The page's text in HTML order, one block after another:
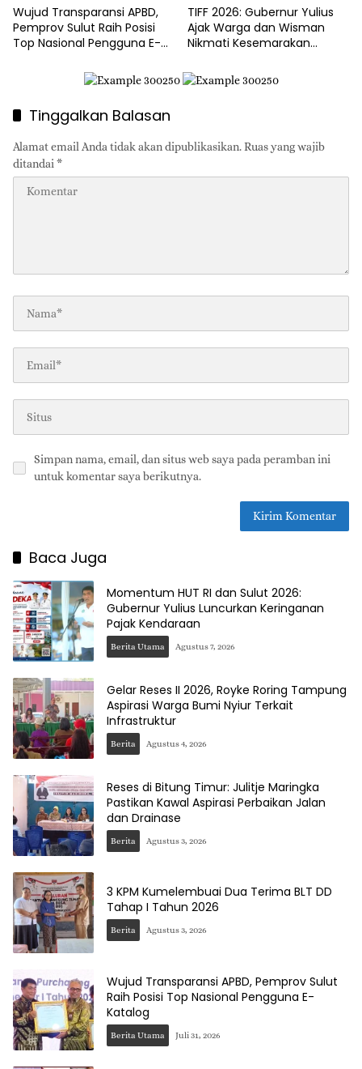
Wujud Transparansi APBD,
Pemprov Sulut Raih Posisi
Top Nasional Pengguna E-
TIFF 2026: Gubernur Yulius
Ajak Warga dan Wisman
Nikmati Kesemarakan
Tinggalkan Balasan
Alamat email Anda tidak akan dipublikasikan.Ruas yang wajib
ditandai*
Simpan nama, email, dan situs web saya pada peramban ini
untuk komentar saya berikutnya.
Baca Juga
Momentum HUT RI dan Sulut 2026:
Gubernur Yulius Luncurkan Keringanan
Pajak Kendaraan
Berita Utama Agustus 7, 2026
Gelar Reses II 2026, Royke Roring Tampung
Aspirasi Warga Bumi Nyiur Terkait
Infrastruktur
Berita Agustus 4, 2026
Reses di Bitung Timur: Julitje Maringka
Pastikan Kawal Aspirasi Perbaikan Jalan
dan Drainase
Berita Agustus 3, 2026
3 KPM Kumelembuai Dua Terima BLT DD
Tahap I Tahun 2026
Berita Agustus 3, 2026
Wujud Transparansi APBD, Pemprov Sulut
Raih Posisi Top Nasional Pengguna E-
Katalog
Berita Utama Juli 31, 2026